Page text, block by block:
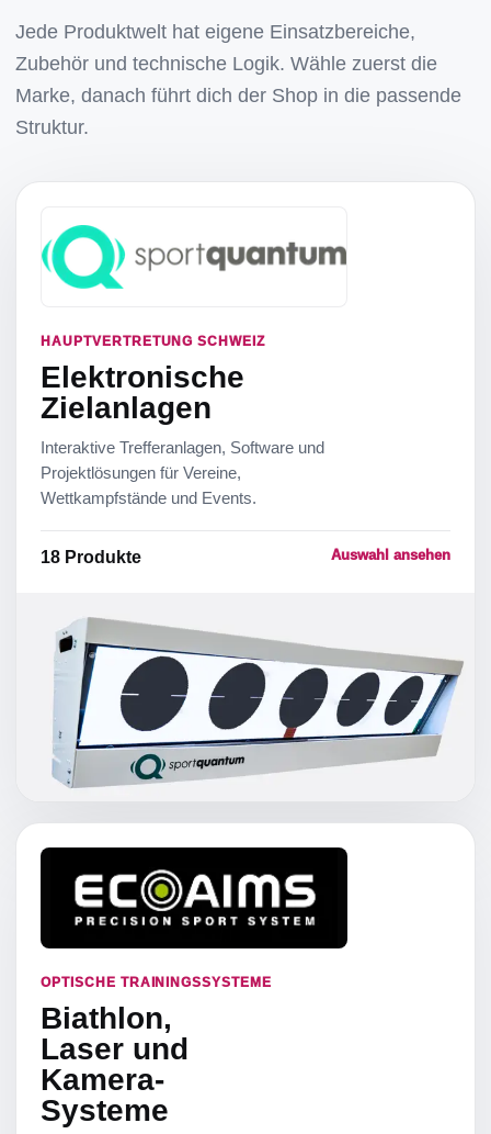
Jede Produktwelt hat eigene Einsatzbereiche,
Zubehör und technische Logik. Wähle zuerst die
Marke, danach führt dich der Shop in die passende
Struktur.
HAUPTVERTRETUNG SCHWEIZ
Elektronische
Zielanlagen
Interaktive Trefferanlagen, Software und
Projektlösungen für Vereine,
Wettkampfstände und Events.
18 Produkte Auswahl ansehen
OPTISCHE TRAININGSSYSTEME
Biathlon,
Laser und
Kamera-
Systeme